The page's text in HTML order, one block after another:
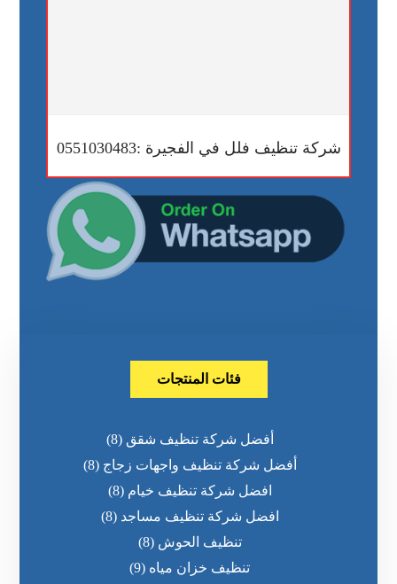
شركة تنظيف فلل في الفجيرة :0551030483
فئات المنتجات
أفضل شركة تنظيف شقق (8)
أفضل شركة تنظيف واجهات زجاج (8)
افضل شركة تنظيف خيام (8)
افضل شركة تنظيف مساجد (8)
تنظيف الحوش (8)
تنظيف خزان مياه (9)